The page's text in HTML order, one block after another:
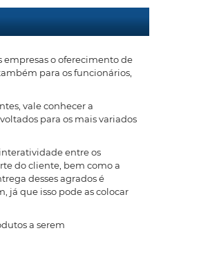
o oferecimento de
para os funcionários,
vale conhecer a
para os mais variados
entre os
do cliente, bem como a
desses agrados é
já que isso pode as colocar
a serem